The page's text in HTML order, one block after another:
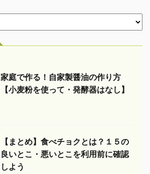
家庭で作る！自家製醤油の作り方
【小麦粉を使って・発酵器はなし】
【まとめ】食べチョクとは？１５の
良いとこ・悪いとこを利用前に確認
しよう